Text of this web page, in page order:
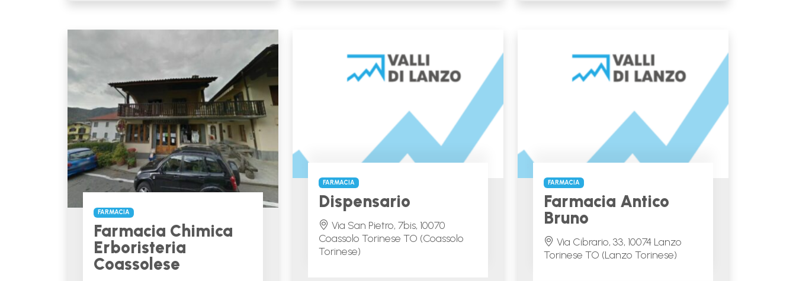
FARMACIA
Farmacia Chimica
Erboristeria
Coassolese
FARMACIA
Dispensario
Via San Pietro, 7bis, 10070
Coassolo Torinese TO (Coassolo
Torinese)
FARMACIA
Farmacia Antico
Bruno
Via Cibrario, 33, 10074 Lanzo
Torinese TO (Lanzo Torinese)